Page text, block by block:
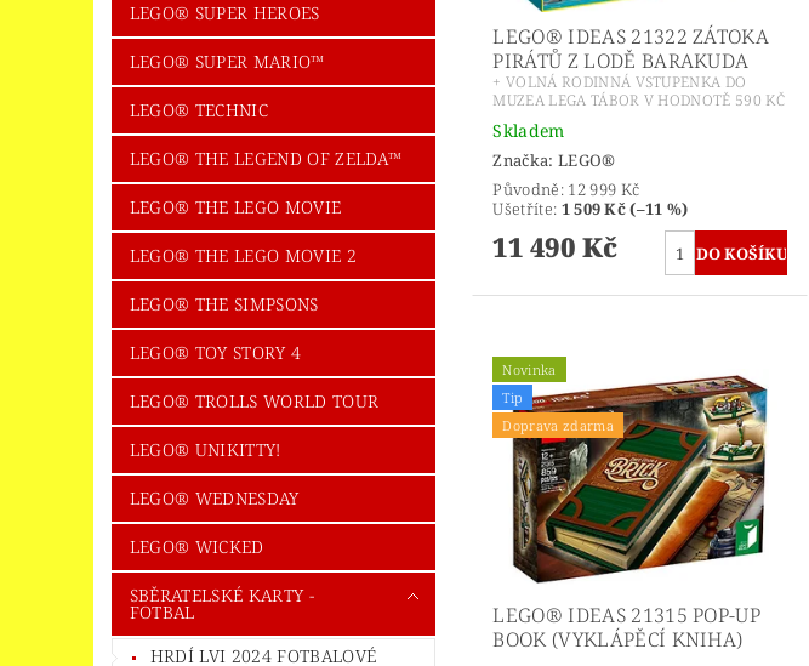
LEGO® SUPER HEROES
LEGO® SUPER MARIO™
LEGO® TECHNIC
LEGO® THE LEGEND OF ZELDA™
LEGO® THE LEGO MOVIE
LEGO® THE LEGO MOVIE 2
LEGO® THE SIMPSONS
LEGO® TOY STORY 4
LEGO® TROLLS WORLD TOUR
LEGO® UNIKITTY!
LEGO® WEDNESDAY
LEGO® WICKED
SBĚRATELSKÉ KARTY -
FOTBAL
HRDÍ LVI 2024 FOTBALOVÉ
LEGO® IDEAS 21322 ZÁTOKA
PIRÁTŮ Z LODĚ BARAKUDA
+ VOLNÁ RODINNÁ VSTUPENKA DO
MUZEA LEGA TÁBOR V HODNOTĚ 590 KČ
Skladem
Značka: LEGO®
Původně: 12 999 Kč
Ušetříte: 1 509 Kč (–11 %)
11 490 Kč
Novinka
Tip
Doprava zdarma
LEGO® IDEAS 21315 POP-UP
BOOK (VYKLÁPĚCÍ KNIHA)